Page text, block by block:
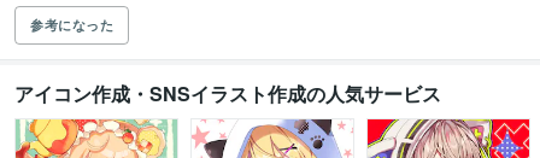
参考になった
アイコン作成・SNSイラスト作成の人気サービス